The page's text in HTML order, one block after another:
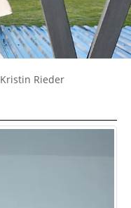
Kristin Rieder